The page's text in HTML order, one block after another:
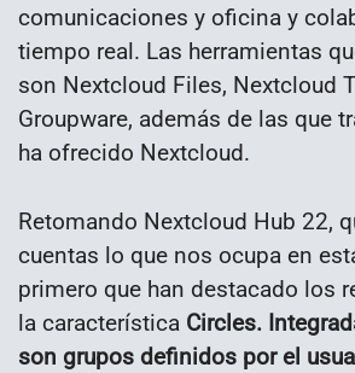
comunicaciones y oficina y
tiempo real. Las herramientas
son Nextcloud Files, Nextcloud
Groupware, además de las que
ha ofrecido Nextcloud.
Retomando Nextcloud Hub 22,
cuentas lo que nos ocupa en
primero que han destacado los
la característica Circles.
son grupos definidos por el